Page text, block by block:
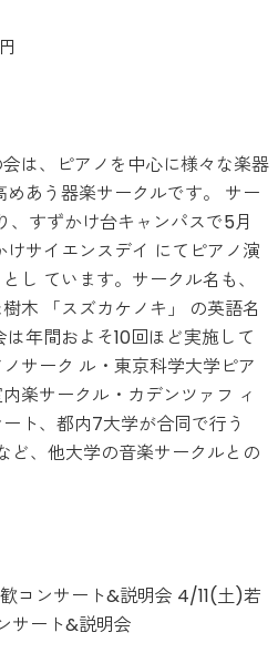
は、ピアノを中心に様々な楽器
あう器楽サークルです。 サー
すずかけ台キャンパスで5月
サイエンスデイ にてピアノ演
し ています。サークル名も、
木 「スズカケノキ」 の英語名
年間およそ10回ほど実施して
サーク ル・東京科学大学ピア
楽サークル・カデンツァフ ィ
ト、都内7大学が合同で行う
ど、他大学の音楽サークルとの
ンサート&説明会 4/11(土)若
サート&説明会